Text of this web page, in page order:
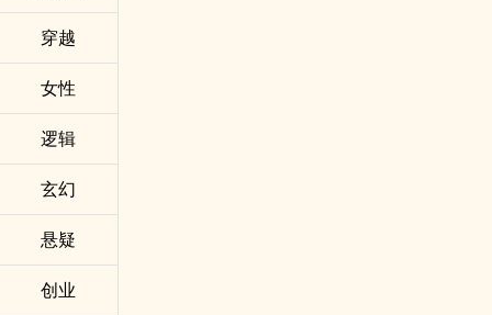
穿越
女性
逻辑
玄幻
悬疑
创业